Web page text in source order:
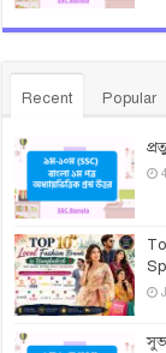
Recent Popular